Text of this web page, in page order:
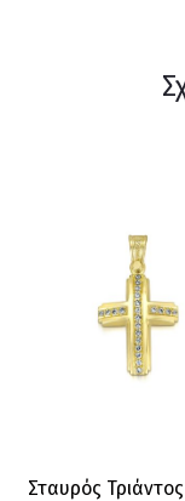
Σταυρός Τριάντος